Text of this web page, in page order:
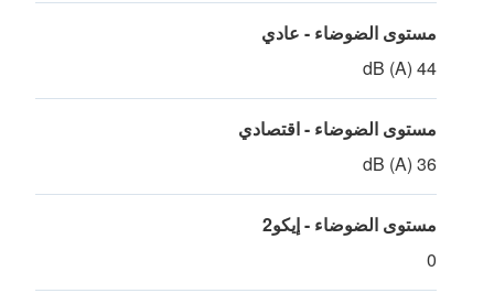
مستوى الضوضاء - عادي
44 dB (A)
مستوى الضوضاء - اقتصادي
36 dB (A)
مستوى الضوضاء - إيكو2
0